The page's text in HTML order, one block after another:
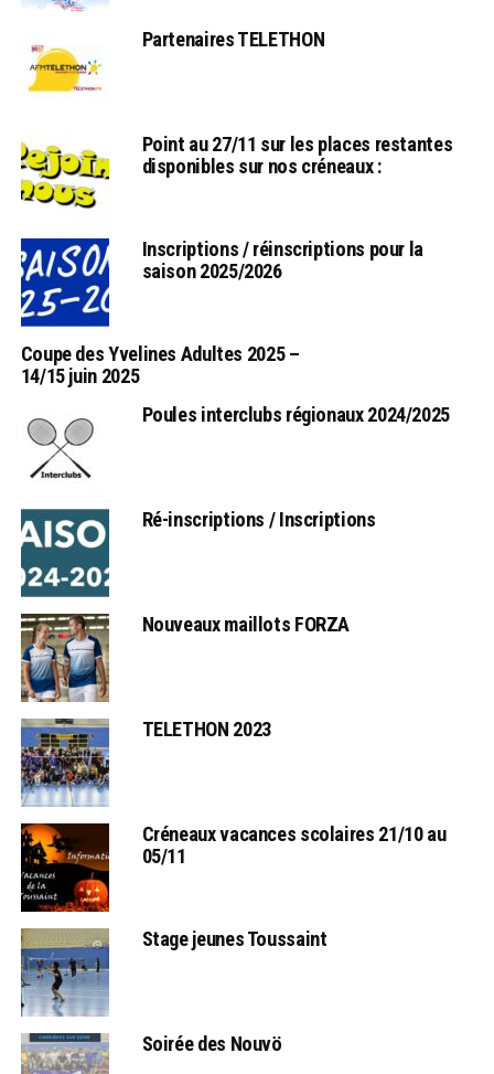
Partenaires TELETHON
Point au 27/11 sur les places restantes
disponibles sur nos créneaux :
Inscriptions / réinscriptions pour la
saison 2025/2026
Coupe des Yvelines Adultes 2025 –
14/15 juin 2025
Poules interclubs régionaux 2024/2025
Ré-inscriptions / Inscriptions
Nouveaux maillots FORZA
TELETHON 2023
Créneaux vacances scolaires 21/10 au
05/11
Stage jeunes Toussaint
Soirée des Nouvö